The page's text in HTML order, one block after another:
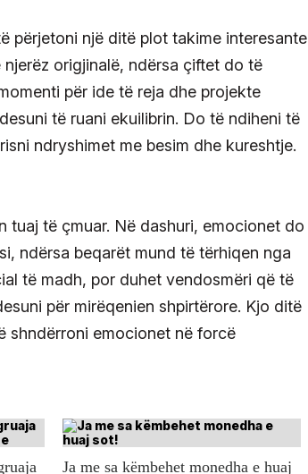
përjetoni një ditë plot takime interesante
origjinalë, ndërsa çiftet do të
për ide të reja dhe projekte
të ruani ekuilibrin. Do të ndiheni të
ndryshimet me besim dhe kureshtje.
tuaj të çmuar. Në dashuri, emocionet do
ndërsa beqarët mund të tërhiqen nga
të madh, por duhet vendosmëri që të
për mirëqenien shpirtërore. Kjo ditë
shndërroni emocionet në forcë
Ja me sa këmbehet monedha e huaj